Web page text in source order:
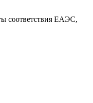
соответствия ЕАЭС,